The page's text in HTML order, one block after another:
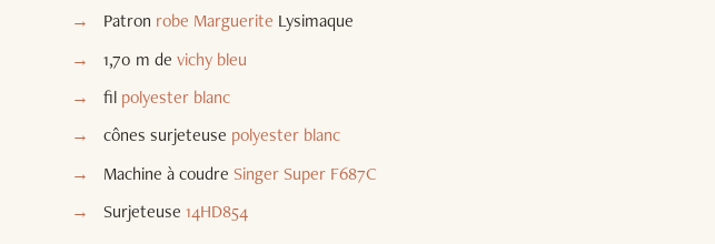
Patron robe Marguerite Lysimaque
1,70 m de vichy bleu
fil polyester blanc
cônes surjeteuse polyester blanc
Machine à coudre Singer Super F687C
Surjeteuse 14HD854